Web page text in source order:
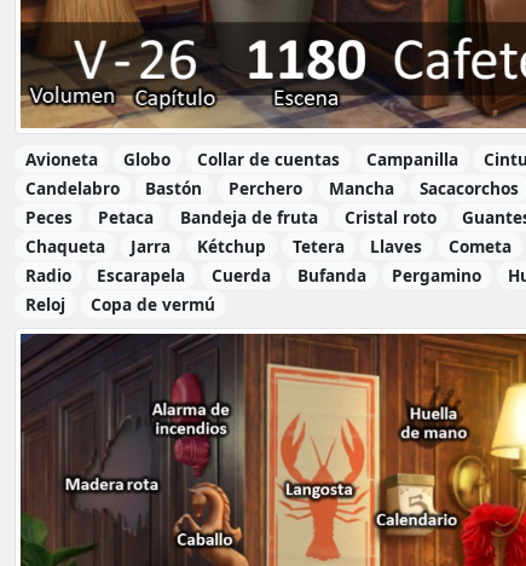
Avioneta Globo Collar de cuentas Campanilla
Candelabro
Bastón Perchero Mancha Sacacorchos
Peces
Petaca Bandeja de fruta Cristal roto
Chaqueta
Jarra Kétchup Tetera Llaves Cometa
Radio
Escarapela Cuerda Bufanda Pergamino
Reloj
Copa de vermú